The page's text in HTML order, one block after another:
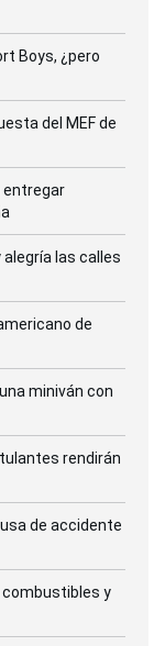
Boys, ¿pero
del MEF de
entregar
alegría las calles
de
miniván con
rendirán
de accidente
combustibles y